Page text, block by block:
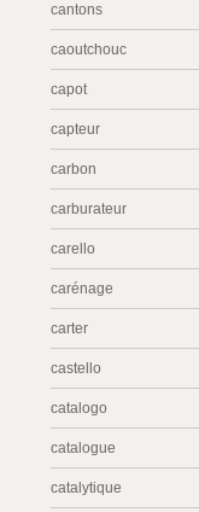
cantons
caoutchouc
capot
capteur
carbon
carburateur
carello
carénage
carter
castello
catalogo
catalogue
catalytique